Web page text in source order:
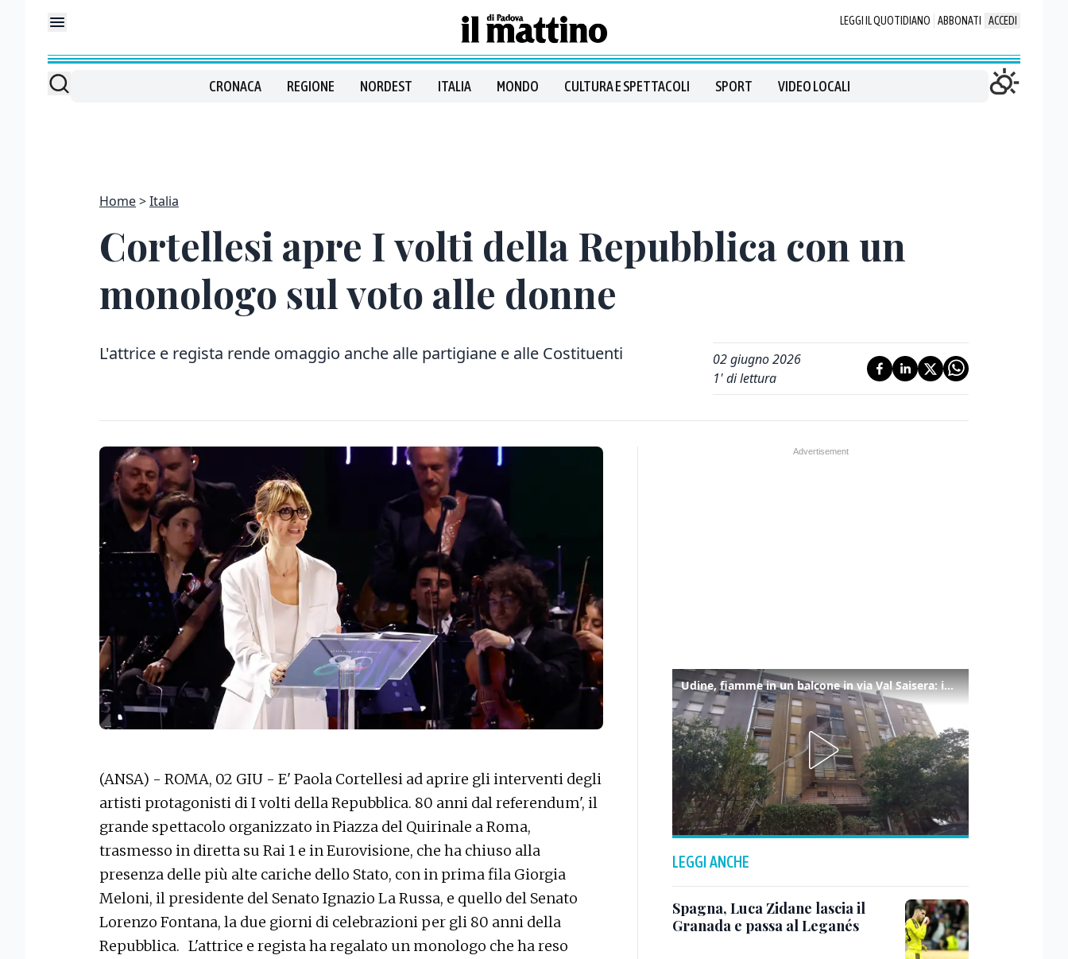
LEGGI IL QUOTIDIANO ABBONATI ACCEDI
CRONACA REGIONE NORDEST ITALIA MONDO CULTURA E SPETTACOLI SPORT VIDEO LOCALI
Home Italia
Cortellesi apre I volti della Repubblica con un
monologo sul voto alle donne
L'attrice e regista rende omaggio anche alle partigiane e alle Costituenti
02 giugno 2026
1' di lettura
(ANSA) - ROMA, 02 GIU - E' Paola Cortellesi ad aprire gli interventi degli
artisti protagonisti di I volti della Repubblica. 80 anni dal referendum', il
grande spettacolo organizzato in Piazza del Quirinale a Roma,
trasmesso in diretta su Rai 1 e in Eurovisione, che ha chiuso alla
presenza delle più alte cariche dello Stato, con in prima fila Giorgia
Meloni, il presidente del Senato Ignazio La Russa, e quello del Senato
Lorenzo Fontana, la due giorni di celebrazioni per gli 80 anni della
Repubblica. L'attrice e regista ha regalato un monologo che ha reso
Udine, fiamme in un balcone in via Val Saisera: intervengono i pompieri
LEGGI ANCHE
Spagna, Luca Zidane lascia il
Granada e passa al Leganés